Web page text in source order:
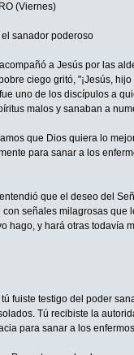
(Viernes)
sanador poderoso
a Jesús por las
ciego gritó, "¡Jesús,
uno de los discípulos a
malos y sanaban a
que Dios quiera lo
para sanar a los
que el deseo del
con señales milagrosas que
hago, y hará otras todavía
fuiste testigo del poder
Tú recibiste la
para sanar a los